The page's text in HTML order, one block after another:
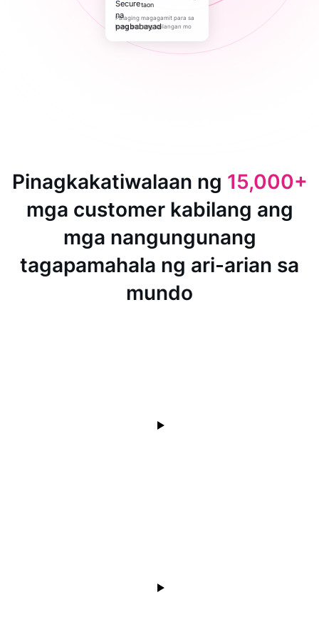
taon
Palaging magagamit para sa
kung ano ang kailangan mo
Pinagkakatiwalaan ng 15,000+
mga customer kabilang ang
mga nangungunang
tagapamahala ng ari-arian sa
mundo